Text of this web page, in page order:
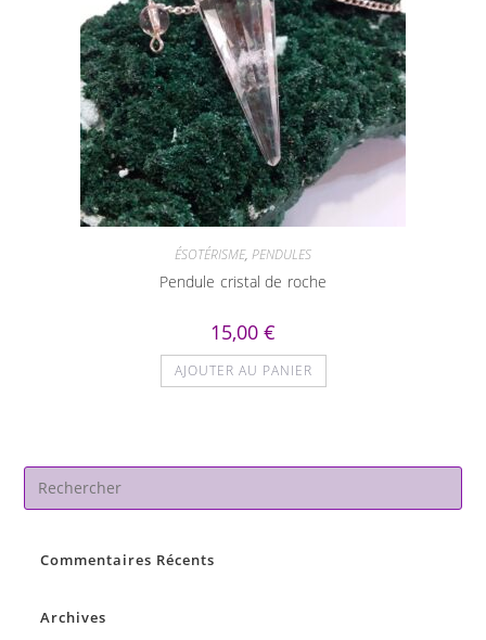
ÉSOTÉRISME, PENDULES
Pendule cristal de roche
15,00 €
AJOUTER AU PANIER
Commentaires Récents
Archives